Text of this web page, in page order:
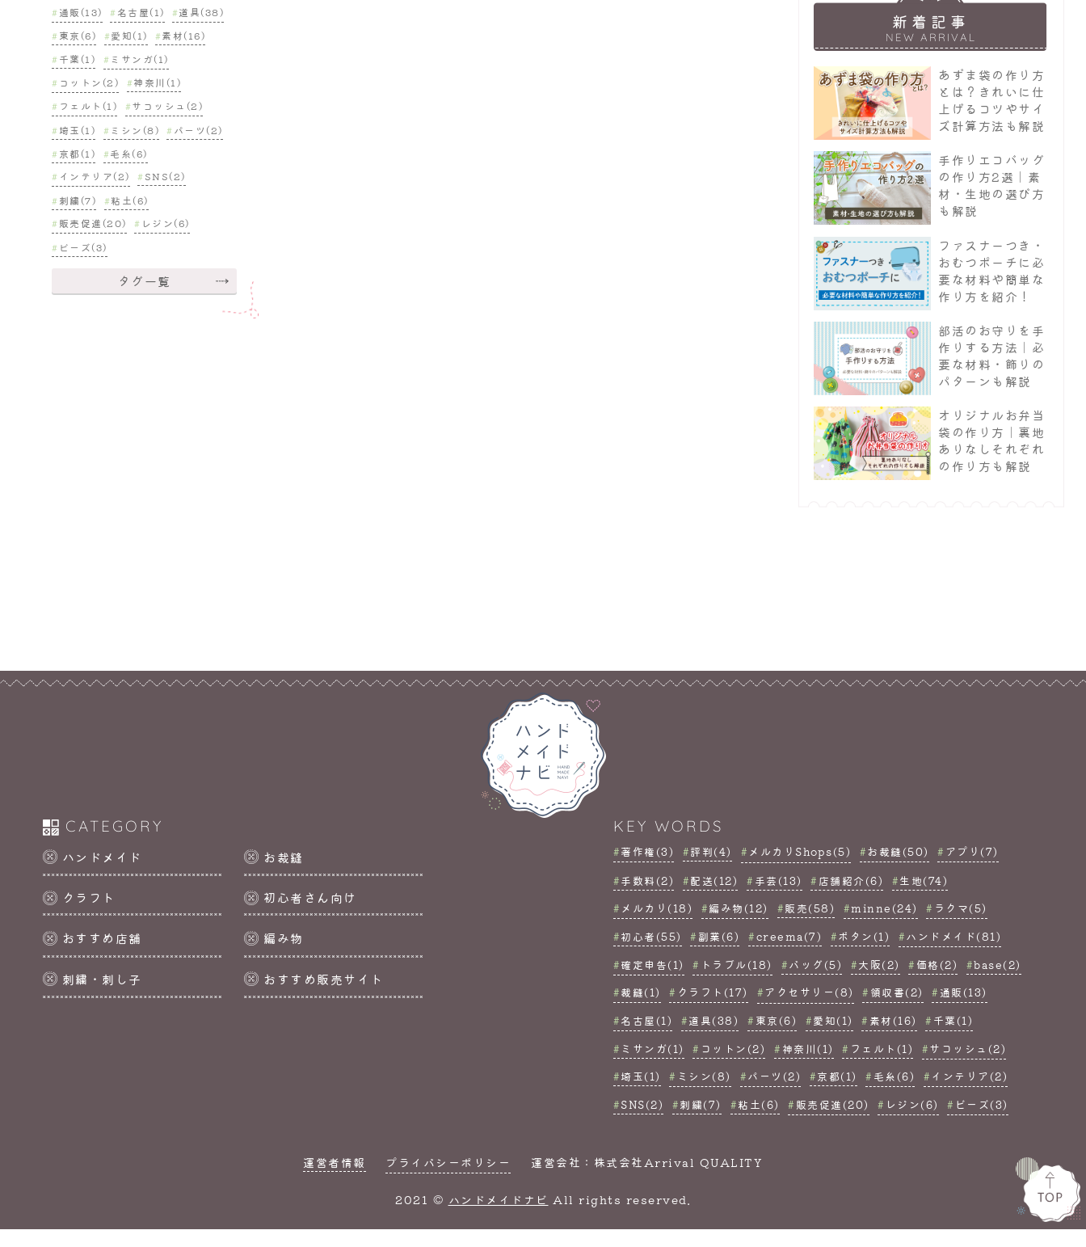
通販(13)
名古屋(1)
道具(38)
東京(6)
愛知(1)
素材(16)
千葉(1)
ミサンガ(1)
コットン(2)
神奈川(1)
フェルト(1)
サコッシュ(2)
埼玉(1)
ミシン(8)
パーツ(2)
京都(1)
毛糸(6)
インテリア(2)
SNS(2)
刺繍(7)
粘土(6)
販売促進(20)
レジン(6)
ビーズ(3)
タグ一覧
新着記事
NEW ARRIVAL
あずま袋の作り方
とは？きれいに仕
上げるコツやサイ
ズ計算方法も解説
手作りエコバッグ
の作り方2選｜素
材・生地の選び方
も解説
ファスナーつき・
おむつポーチに必
要な材料や簡単な
作り方を紹介！
部活のお守りを手
作りする方法｜必
要な材料・飾りの
パターンも解説
オリジナルお弁当
袋の作り方｜裏地
ありなしそれぞれ
の作り方も解説
CATEGORY
ハンドメイド お裁縫
クラフト 初心者さん向け
おすすめ店舗 編み物
刺繍・刺し子 おすすめ販売サイト
KEY WORDS
著作権(3) 評判(4) メルカリShops(5) お裁縫(50)
アプリ(7)
手数料(2)
配送(12) 手芸(13) 店舗紹介(6)
生地(74)
メルカリ(18)
編み物(12) 販売(58) minne(24)
ラクマ(5)
初心者(55)
副業(6) creema(7) ボタン(1)
ハンドメイド(81)
確定申告(1)
トラブル(18) バッグ(5) 大阪(2) 価格(2)
base(2)
裁縫(1)
クラフト(17) アクセサリー(8) 領収書(2)
通販(13)
名古屋(1)
道具(38) 東京(6) 愛知(1) 素材(16)
千葉(1)
ミサンガ(1)
コットン(2) 神奈川(1) フェルト(1)
サコッシュ(2)
埼玉(1)
ミシン(8) パーツ(2) 京都(1) 毛糸(6)
インテリア(2)
SNS(2)
刺繍(7) 粘土(6) 販売促進(20) レジン(6) ビーズ(3)
運営者情報 プライバシーポリシー 運営会社：株式会社Arrival QUALITY
2021 © ハンドメイドナビ All rights reserved.